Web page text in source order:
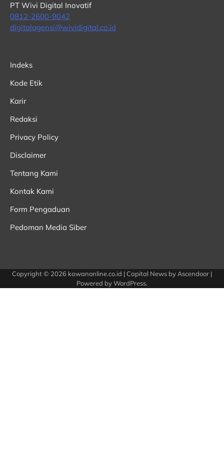
PT Wivi Digital Inovatif
0812-2600-9042
digitalagensi@wividigital.co.id
Indeks
Kode Etik
Karir
Redaksi
Privacy Policy
Disclaimer
Tentang Kami
Kontak Kami
Form Pengaduan
Pedoman Media Siber
Copyright © 2026 kawanonline.co.id | Capital News by Ascendoor |
Powered byWordPress.